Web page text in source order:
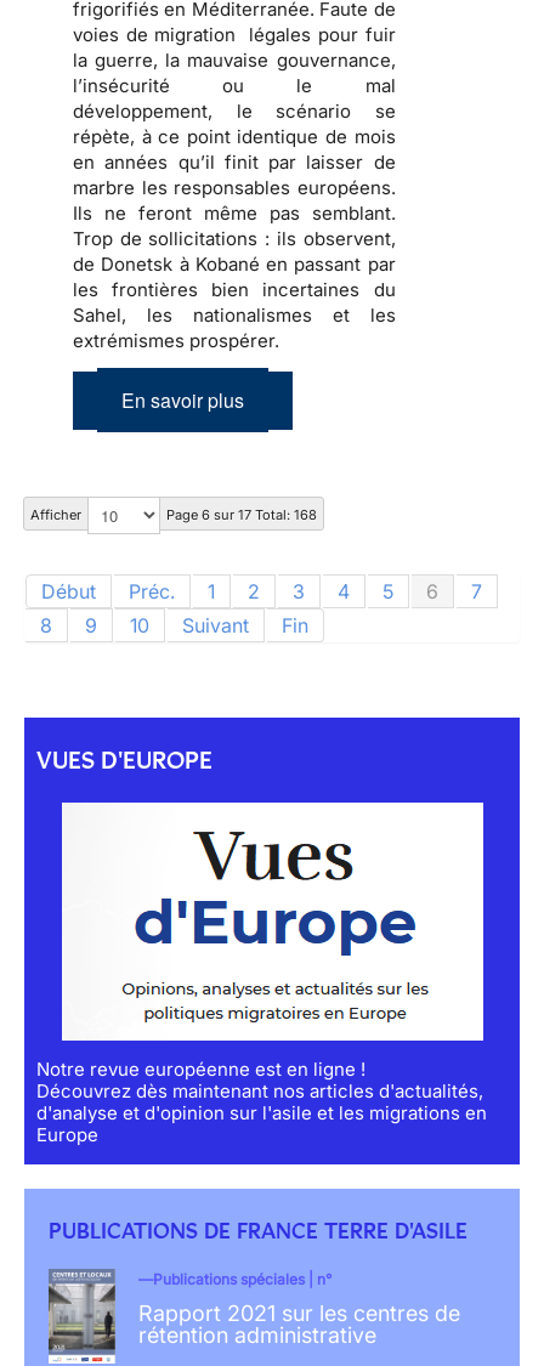
frigorifiés en Méditerranée. Faute de
voies de migration légales pour fuir
la guerre, la mauvaise gouvernance,
l’insécurité ou le mal
développement, le scénario se
répète, à ce point identique de mois
en années qu’il finit par laisser de
marbre les responsables européens.
Ils ne feront même pas semblant.
Trop de sollicitations : ils observent,
de Donetsk à Kobané en passant par
les frontières bien incertaines du
Sahel, les nationalismes et les
extrémismes prospérer.
En savoir plus
Afficher Page 6 sur 17 Total: 168
Début Préc. 1 2 3 4 5 6
7
8
9 10 Suivant Fin
VUES D'EUROPE
Notre revue européenne est en ligne !
Découvrez dès maintenant nos articles d'actualités,
d'analyse et d'opinion sur l'asile et les migrations en
Europe
PUBLICATIONS DE FRANCE TERRE D'ASILE
Publications spéciales | n°
Rapport 2021 sur les centres de
rétention administrative